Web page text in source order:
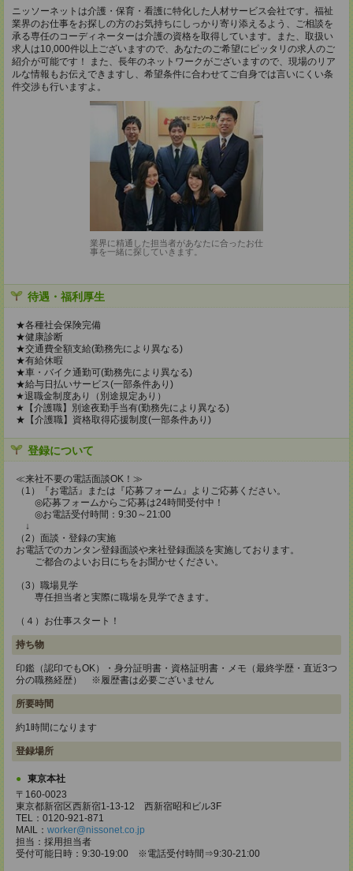
ニッソーネットは介護・保育・看護に特化した人材サービス会社です。福祉
業界のお仕事をお探しの方のお気持ちにしっかり寄り添えるよう、ご相談を
承る専任のコーディネーターは介護の資格を取得しています。また、取扱い
求人は10,000件以上ございますので、あなたのご希望にピッタリの求人のご
紹介が可能です！ また、長年のネットワークがございますので、現場のリア
ルな情報もお伝えできますし、希望条件に合わせてご自身では言いにくい条
件交渉も行いますよ。
業界に精通した担当者があなたに合ったお仕
事を一緒に探していきます。
待遇・福利厚生
★各種社会保険完備
★健康診断
★交通費全額支給(勤務先により異なる)
★有給休暇
★車・バイク通勤可(勤務先により異なる)
★給与日払いサービス(一部条件あり)
★退職金制度あり（別途規定あり）
★【介護職】別途夜勤手当有(勤務先により異なる)
★【介護職】資格取得応援制度(一部条件あり)
登録について
≪来社不要の電話面談OK！≫
（1）『お電話』または『応募フォーム』よりご応募ください。
◎応募フォームからご応募は24時間受付中！
◎お電話受付時間：9:30～21:00
↓
（2）面談・登録の実施
お電話でのカンタン登録面談や来社登録面談を実施しております。
ご都合のよいお日にちをお聞かせください。
（3）職場見学
専任担当者と実際に職場を見学できます。
（４）お仕事スタート！
持ち物
印鑑（認印でもOK）・身分証明書・資格証明書・メモ（最終学歴・直近3つ
分の職務経歴） ※履歴書は必要ございません
所要時間
約1時間になります
登録場所
東京本社
〒160-0023
東京都新宿区西新宿1-13-12 西新宿昭和ビル3F
TEL：0120-921-871
MAIL： worker@nissonet.co.jp
担当：採用担当者
受付可能日時：9:30-19:00 ※電話受付時間⇒9:30-21:00